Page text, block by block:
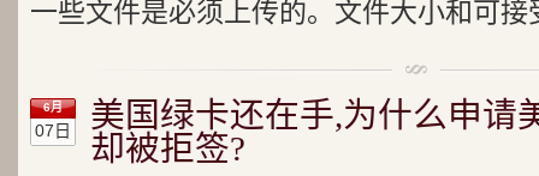
一些文件是必须上传的。文件大小和可
6月
07日
美国绿卡还在手,为什么申请
却被拒签?